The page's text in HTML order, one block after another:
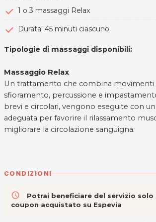
1 o 3 massaggi Relax
Durata: 45 minuti ciascuno
Tipologie di massaggi disponibili:
Massaggio Relax
Un trattamento che combina movimenti
sfioramento, percussione e
brevi e circolari, vengono eseguite con
adeguata per favorire il rilassamento
migliorare la circolazione sanguigna.
CONDIZIONI
access_time
Potrai beneficiare del servizio
coupon acquistato su Espevia